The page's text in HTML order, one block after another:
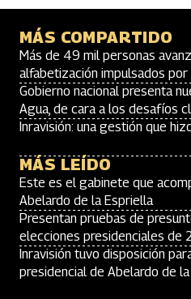
MÁS COMPARTIDO
Más de 49 mil personas
alfabetización impulsados por
Gobierno nacional presenta
Agua, de cara a los desafíos
Inravisión: una gestión que
MÁS LEÍDO
Este es el gabinete que
Abelardo de la Espriella
Presentan pruebas de
elecciones presidenciales de
Inravisión tuvo disposición
presidencial de Abelardo de